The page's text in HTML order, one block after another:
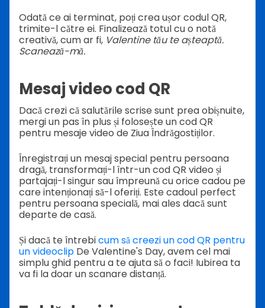
Odată ce ai terminat, poți crea ușor codul QR,
trimite-l către ei. Finalizează totul cu o notă
creativă, cum ar fi, Valentine tău te așteaptă.
Scanează-mă.
Mesaj video cod QR
Dacă crezi că salutările scrise sunt prea obișnuite,
mergi un pas în plus și folosește un cod QR
pentru mesaje video de Ziua Îndrăgostiților.
Înregistrați un mesaj special pentru persoana
dragă, transformați-l într-un cod QR video și
partajați-l singur sau împreună cu orice cadou pe
care intenționați să-l oferiți. Este cadoul perfect
pentru persoana specială, mai ales dacă sunt
departe de casă.
Și dacă te întrebicum să creezi un cod QR pentru
un videoclip De Valentine's Day, avem cel mai
simplu ghid pentru a te ajuta să o faci! Iubirea ta
va fi la doar un scanare distanță.